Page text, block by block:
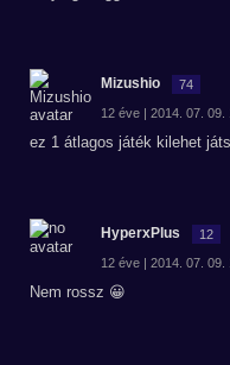
Mizushio 74
12 éve | 2014. 07. 09.
ez 1 átlagos játék kilehet
HyperxPlus 12
12 éve | 2014. 07. 09.
Nem rossz 😀